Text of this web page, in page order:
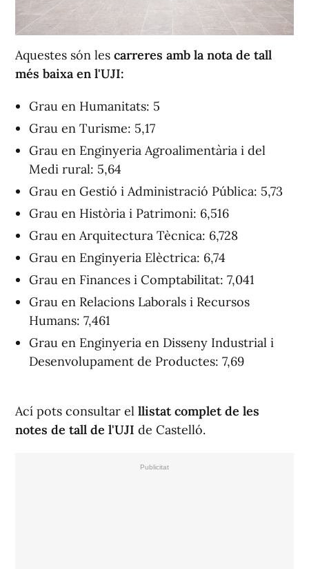
Aquestes són les carreres amb la nota de tall
més baixa en l'UJI:
Grau en Humanitats: 5
Grau en Turisme: 5,17
Grau en Enginyeria Agroalimentària i del
Medi rural: 5,64
Grau en Gestió i Administració Pública: 5,73
Grau en Història i Patrimoni: 6,516
Grau en Arquitectura Tècnica: 6,728
Grau en Enginyeria Elèctrica: 6,74
Grau en Finances i Comptabilitat: 7,041
Grau en Relacions Laborals i Recursos
Humans: 7,461
Grau en Enginyeria en Disseny Industrial i
Desenvolupament de Productes: 7,69
Ací pots consultar el llistat complet de les
notes de tall de l'UJI de Castelló.